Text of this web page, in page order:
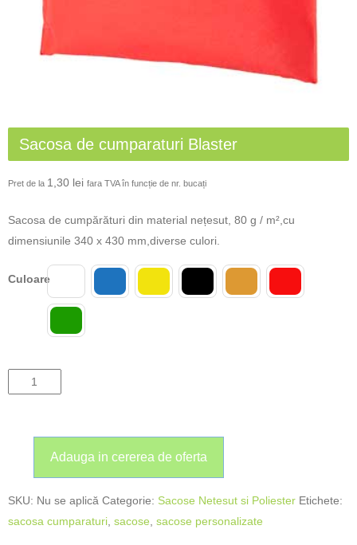
Sacosa de cumparaturi Blaster
Pret de la 1,30 lei fara TVA în funcție de nr. bucați
Sacosa de cumpărături din material nețesut, 80 g / m²,cu
dimensiunile 340 x 430 mm,diverse culori.
Culoare
Adauga in cererea de oferta
SKU: Nu se aplică Categorie: Sacose Netesut si Poliester Etichete:
sacosa cumparaturi, sacose, sacose personalizate